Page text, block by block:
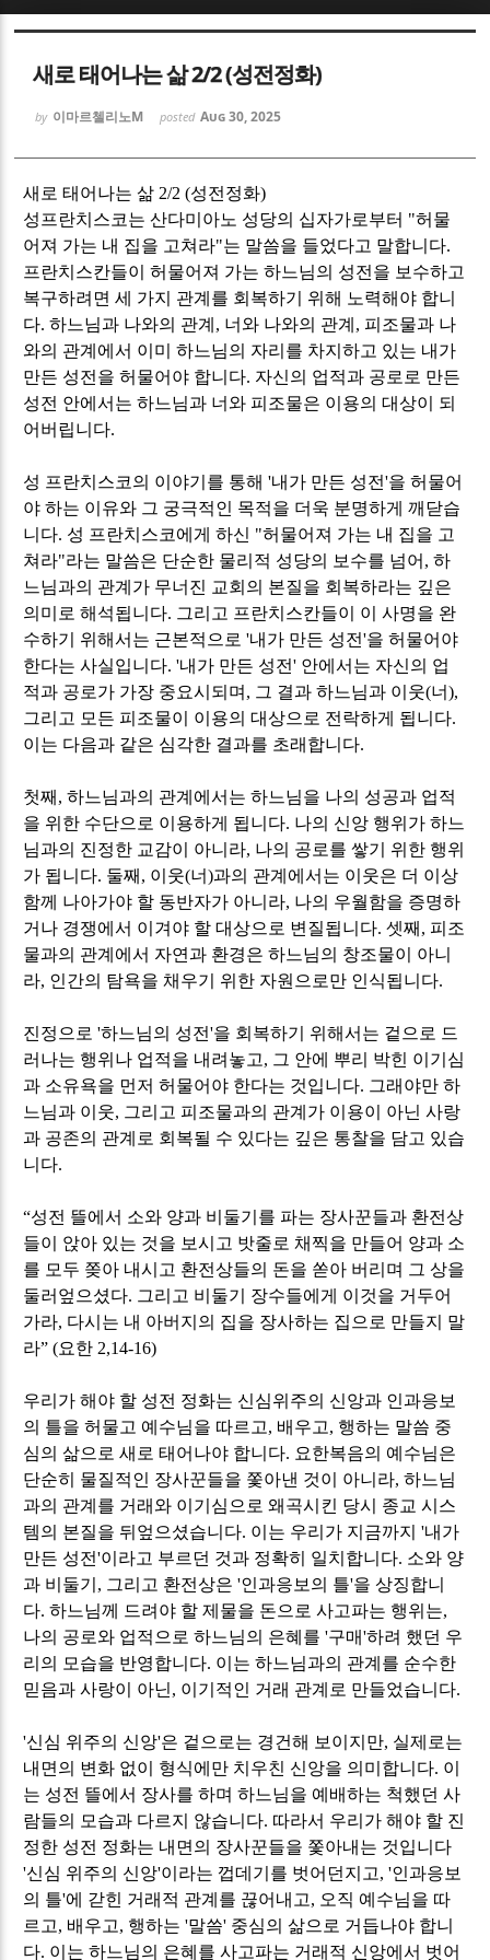
새로 태어나는 삶 2/2 (성전정화)
by 이마르첼리노M posted Aug 30, 2025
새로 태어나는 삶 2/2 (성전정화)
성프란치스코는 산다미아노 성당의 십자가로부터 "허물
어져 가는 내 집을 고쳐라"는 말씀을 들었다고 말합니다.
프란치스칸들이 허물어져 가는 하느님의 성전을 보수하고
복구하려면 세 가지 관계를 회복하기 위해 노력해야 합니
다.하느님과 나와의 관계 , 너와 나와의 관계 , 피조물과 나
와의 관계에서 이미 하느님의 자리를 차지하고 있는 내가
만든 성전을 허물어야 합니다. 자신의 업적과 공로로 만든
성전 안에서는 하느님과 너와 피조물은 이용의 대상이 되
어버립니다.
성 프란치스코의 이야기를 통해'내가 만든 성전'을 허물어
야 하는 이유와 그 궁극적인 목적을 더욱 분명하게 깨닫습
니다. 성 프란치스코에게 하신 "허물어져 가는 내 집을 고
쳐라"라는 말씀은 단순한 물리적 성당의 보수를 넘어 ,하
느님과의 관계가 무너진 교회의 본질을 회복하라는 깊은
의미로 해석됩니다. 그리고 프란치스칸들이 이 사명을 완
수하기 위해서는 근본적으로'내가 만든 성전'을 허물어야
한다는 사실입니다. '내가 만든 성전' 안에서는 자신의 업
적과 공로가 가장 중요시되며 , 그 결과 하느님과 이웃(너),
그리고 모든 피조물이 이용의 대상으로 전락하게 됩니다.
이는 다음과 같은 심각한 결과를 초래합니다.
첫째 ,하느님과의 관계에서는 하느님을 나의 성공과 업적
을 위한 수단으로 이용하게 됩니다. 나의 신앙 행위가 하느
님과의 진정한 교감이 아니라, 나의 공로를 쌓기 위한 행위
가 됩니다. 둘째 , 이웃(너)과의 관계에서는 이웃은 더 이상
함께 나아가야 할 동반자가 아니라, 나의 우월함을 증명하
거나 경쟁에서 이겨야 할 대상으로 변질됩니다.셋째 , 피조
물과의 관계에서 자연과 환경은 하느님의 창조물이 아니
라, 인간의 탐욕을 채우기 위한 자원으로만 인식됩니다.
진정으로'하느님의 성전'을 회복하기 위해서는 겉으로 드
러나는 행위나 업적을 내려놓고, 그 안에 뿌리 박힌 이기심
과 소유욕을 먼저 허물어야 한다는 것입니다. 그래야만 하
느님과 이웃, 그리고 피조물과의 관계가 이용이 아닌 사랑
과 공존의 관계로 회복될 수 있다는 깊은 통찰을 담고 있습
니다.
“성전 뜰에서 소와 양과 비둘기를 파는 장사꾼들과 환전상
들이 앉아 있는 것을 보시고 밧줄로 채찍을 만들어 양과 소
를 모두 쫒아 내시고 환전상들의 돈을 쏟아 버리며 그 상을
둘러엎으셨다. 그리고 비둘기 장수들에게 이것을 거두어
가라, 다시는 내 아버지의 집을 장사하는 집으로 만들지 말
라” (요한 2,14-16)
우리가 해야 할 성전 정화는 신심위주의 신앙과 인과응보
의 틀을 허물고 예수님을 따르고, 배우고, 행하는 말씀 중
심의 삶으로 새로 태어나야 합니다. 요한복음의 예수님은
단순히 물질적인 장사꾼들을 쫓아낸 것이 아니라,하느님
과의 관계를 거래와 이기심으로 왜곡시킨 당시 종교 시스
템의 본질을 뒤엎으셨습니다. 이는 우리가 지금까지'내가
만든 성전'이라고 부르던 것과 정확히 일치합니다. 소와 양
과 비둘기 , 그리고 환전상은'인과응보의 틀'을 상징합니
다.하느님께 드려야 할 제물을 돈으로 사고파는 행위는,
나의 공로와 업적으로 하느님의 은혜를'구매'하려 했던 우
리의 모습을 반영합니다. 이는 하느님과의 관계를 순수한
믿음과 사랑이 아닌, 이기적인 거래 관계로 만들었습니다.
'신심 위주의 신앙'은 겉으로는 경건해 보이지만, 실제로는
내면의 변화 없이 형식에만 치우친 신앙을 의미합니다. 이
는 성전 뜰에서 장사를 하며 하느님을 예배하는 척했던 사
람들의 모습과 다르지 않습니다. 따라서 우리가 해야 할 진
정한 성전 정화는 내면의 장사꾼들을 쫓아내는 것입니다
'신심 위주의 신앙'이라는 껍데기를 벗어던지고, '인과응보
의 틀'에 갇힌 거래적 관계를 끊어내고, 오직 예수님을 따
르고, 배우고, 행하는'말씀' 중심의 삶으로 거듭나야 합니
다. 이는 하느님의 은혜를 사고파는 거래적 신앙에서 벗어
Sketchbook5, 스케치북5
Sketchbook5, 스케치북5
Sketchbook5, 스케치북5
Sketchbook5, 스케치북5